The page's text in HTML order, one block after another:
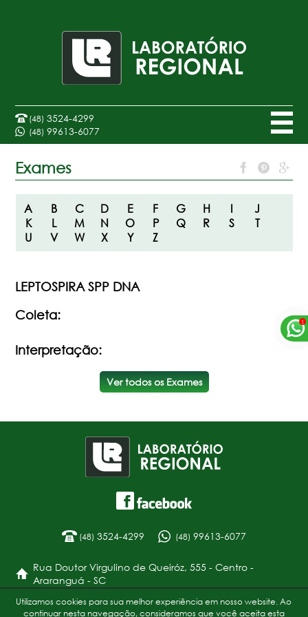
(48) 3524-4299
(48) 99613-6077
Exames
A B C D E F G H I
J
K
L M N O P Q R S
T
U
V W X Y Z
LEPTOSPIRA SPP DNA
Coleta:
Interpretação:
Ver todos os Exames
Utilizamos cookies para sua melhor experiência em nosso website. Ao
continuar nesta navegação, consideramos que você aceita esta
(48) 3524-4299 (48) 99613-6077
Rua Doutor Virgulino de Queiróz, 555 - Centro -
Araranguá - SC
Política de Privacidade